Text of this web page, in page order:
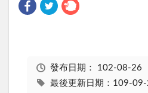
發布日期： 102-08-26
最後更新日期：109-